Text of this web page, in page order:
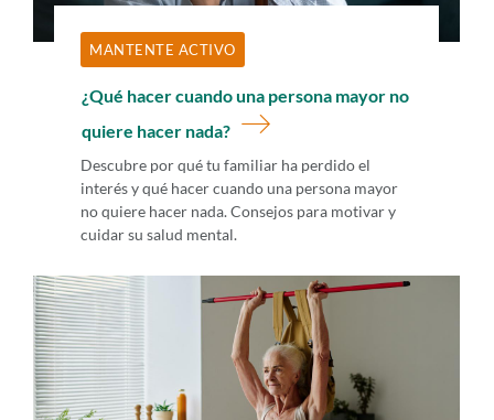
MANTENTE ACTIVO
¿Qué hacer cuando una persona mayor no
quiere hacer nada?
Descubre por qué tu familiar ha perdido el
interés y qué hacer cuando una persona mayor
no quiere hacer nada. Consejos para motivar y
cuidar su salud mental.